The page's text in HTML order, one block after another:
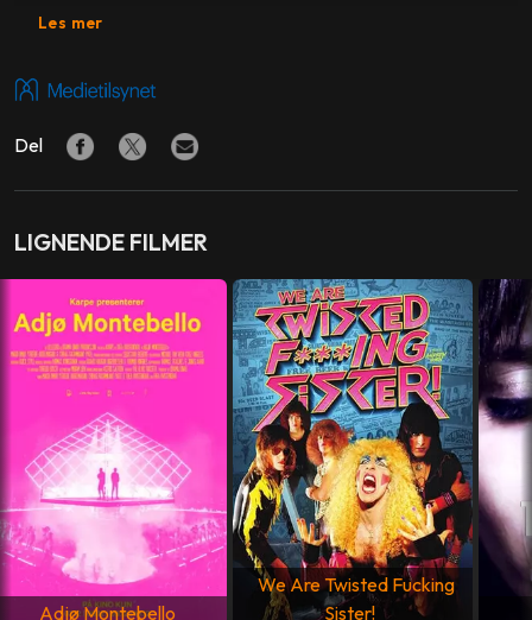
Jim Jarmusch
PRODUSENT
Low Mind Films,New Element Media
Tom Krueger
MANUS
Jim Jarmusch
MEDVIRKENDE
Iggy Pop,Danny Fields James Williamson,Steve
Mackay,Matt Watt
LAND
USA
SPRÅK
Les mer
Del
LIGNENDE FILMER
Adjø Montebello
We Are Twisted Fucking
Sister!